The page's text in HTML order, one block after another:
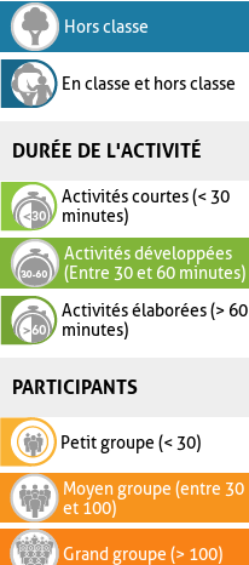
Hors classe
En classe et hors classe
DURÉE DE L'ACTIVITÉ
Activités courtes (< 30
minutes)
Activités développées
(Entre 30 et 60 minutes)
Activités élaborées (> 60
minutes)
PARTICIPANTS
Petit groupe (< 30)
Moyen groupe (entre 30
et 100)
Grand groupe (> 100)